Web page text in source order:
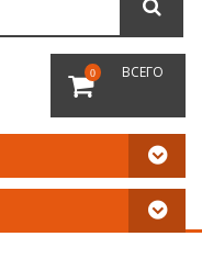
0 ВСЕГО